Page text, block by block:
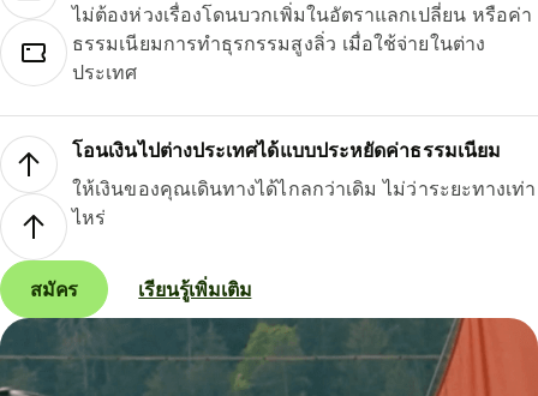
ไม่ต้องห่วงเรื่องโดนบวกเพิ่มในอัตราแลกเปลี่ยน หรือค่า
ธรรมเนียมการทำธุรกรรมสูงลิ่ว เมื่อใช้จ่ายในต่าง
ประเทศ
โอนเงินไปต่างประเทศได้แบบประหยัดค่าธรรมเนียม
ให้เงินของคุณเดินทางได้ไกลกว่าเดิม ไม่ว่าระยะทางเท่า
ไหร่
สมัคร เรียนรู้เพิ่มเติม